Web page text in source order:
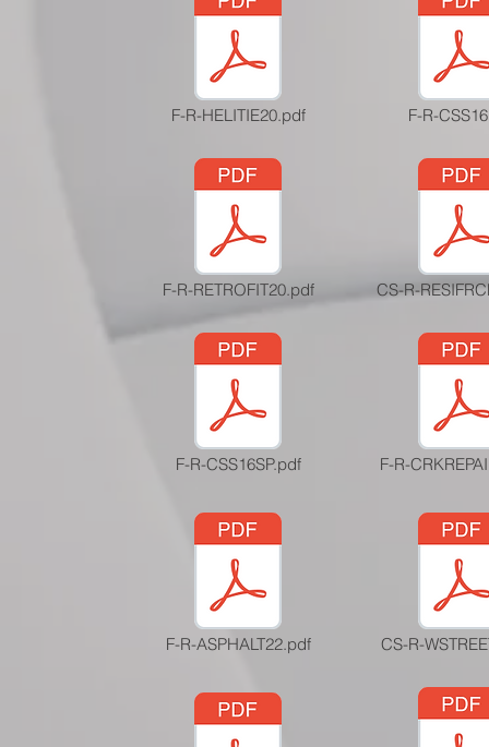
F-R-HELITIE20.pdf
F-R-RETROFIT20.pdf
F-R-CSS16SP.pdf
F-R-ASPHALT22.pdf
F-R-
CS-R-
F-R-
CS-R-